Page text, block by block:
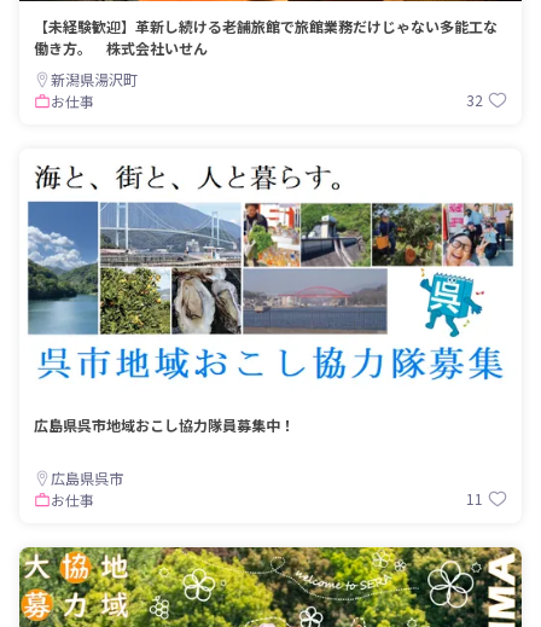
【未経験歓迎】革新し続ける老舗旅館で旅館業務だけじゃない多能工な
働き方。 株式会社いせん
新潟県湯沢町
お仕事
32
広島県呉市地域おこし協力隊員募集中！
広島県呉市
お仕事
11